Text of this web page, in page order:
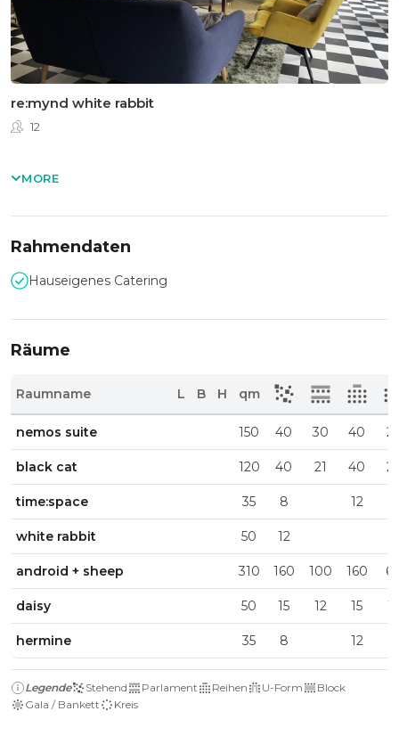
MORE
re:mynd white rabbit
12
Rahmendaten
Hauseigenes Catering
Räume
Raumname L B H qm
nemos suite 150 40 30 40
black cat 120 40 21 40
time:space 35 8 12
white rabbit 50 12
android + sheep 310 160 100 160
daisy 50 15 12 15 15
hermine 35 8 12
Legende Stehend Parlament Reihen U-Form
Block
Gala / Bankett
Kreis